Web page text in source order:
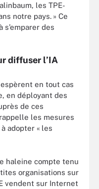
les TPE-
notre pays. » Ce
s’emparer des
diffuser l’IA
en tout cas
en déployant des
de ces
les mesures
adopter « les
haleine compte tenu
organisations sur
vendent sur Internet